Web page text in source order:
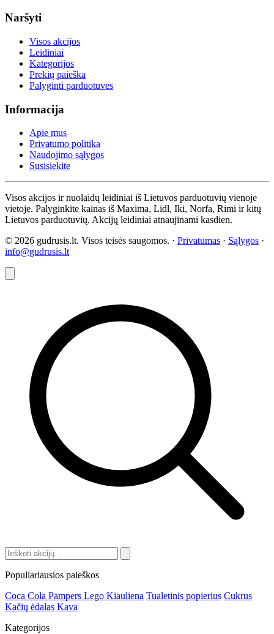
Naršyti
Visos akcijos
Leidiniai
Kategorijos
Prekių paieška
Palyginti parduotuves
Informacija
Apie mus
Privatumo politika
Naudojimo sąlygos
Susisiekite
Visos akcijos ir nuolaidų leidiniai iš Lietuvos parduotuvių vienoje
vietoje. Palyginkite kainas iš Maxima, Lidl, Iki, Norfa, Rimi ir kitų
Lietuvos parduotuvių. Akcijų leidiniai atnaujinami kasdien.
© 2026 gudrusis.lt. Visos teisės saugomos. · Privatumas · Sąlygos ·
info@gudrusis.lt
Populiariausios paieškos
Coca Cola Pampers Lego Kiauliena Tualetinis popierius Cukrus
Kačių ėdalas Kava
Kategorijos